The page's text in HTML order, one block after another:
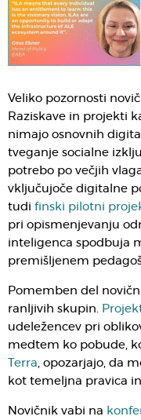
Veliko pozornosti
Raziskave in projekti
nimajo osnovnih
tveganje socialne
potrebo po večjih
vključujoče digitalne
tudi finski pilotni
pri opismenjevanju
inteligenca spodbuja
premišljenem
Pomemben del
ranljivih skupin.
udeležencev pri
medtem ko pobude,
Terra, opozarjajo, da
kot temeljna pravica
Novičnik vabi na